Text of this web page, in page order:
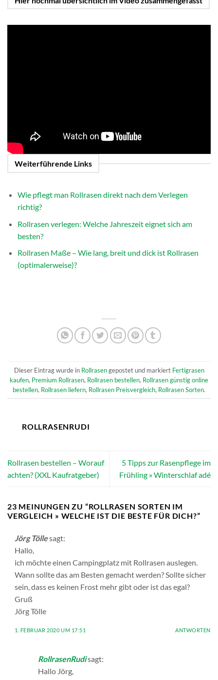
Weiterführende Links
Wie pflegt man Rollrasen direkt nach dem Verlegen
richtig?
Rollrasen verlegen: Welche Jahreszeit eignet sich am
besten?
Rollrasen Maße – Wie lang, breit und dick ist Rollrasen
(optimalerweise)?
Dieser Eintrag wurde in Rollrasengepostet und markiert Fertigrasen
kaufen, Premium Rollrasen, Rollrasen bestellen, Rollrasen günstig online
bestellen, Rollrasen liefern, Rollrasen Preisvergleich, Rollrasen Sorten.
ROLLRASENRUDI
Rollrasen bestellen – Worauf
achten? (XXL Kaufratgeber)
5 Tipps zur Rasenpflege im
Frühling » Winterschlaf adé
23 MEINUNGEN ZU “ROLLRASEN SORTEN IM
VERGLEICH » WELCHE IST DIE BESTE FÜR DICH?”
Jörg Töllesagt:
Hallo,
ich möchte einen Campingplatz mit Rollrasen auslegen.
Wann sollte das am Besten gemacht werden? Sollte sicher
sein, dass es keinen Frost mehr gibt oder ist das egal?
Gruß
Jörg Tölle
1. FEBRUAR 2020 UM 17:51 ANTWORTEN
RollrasenRudisagt:
Hallo Jörg,